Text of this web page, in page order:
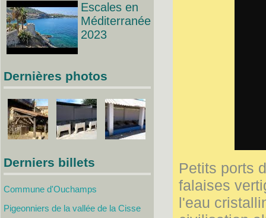
Petits ports
falaises
l'eau
Escales en
Méditerranée
2023
Dernières photos
Derniers billets
Commune d'Ouchamps
Pigeonniers de la vallée de la Cisse